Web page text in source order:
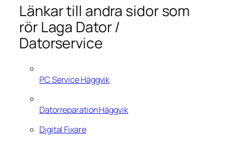
Länkar till andra sidor som
rör Laga Dator /
Datorservice
PC Service Häggvik
Datorreparation Häggvik
Digital Fixare